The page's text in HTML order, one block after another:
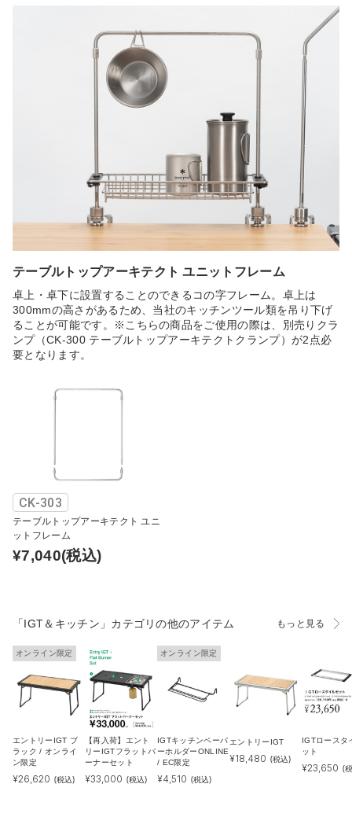
テーブルトップアーキテクト ユニットフレーム
卓上・卓下に設置することのできるコの字フレーム。卓上は
300mmの高さがあるため、当社のキッチンツール類を吊り下げ
ることが可能です。※こちらの商品をご使用の際は、別売りクラ
ンプ（CK-300 テーブルトップアーキテクトクランプ）が2点必
要となります。
CK-303
テーブルトップアーキテクト ユニ
ットフレーム
¥7,040(税込)
「IGT＆キッチン」カテゴリの他のアイテム もっと見る
オンライン限定
エントリーIGT ブ
ラック / オンライ
ン限定
¥26,620 (税込)
【再入荷】エント
リーIGTフラットバ
ーナーセット
¥33,000 (税込)
オンライン限定
IGTキッチンペーパ
ーホルダーONLINE
/ EC限定
¥4,510 (税込)
エントリーIGT
¥18,480 (税込)
IGTロースタ
ット
¥23,650 (